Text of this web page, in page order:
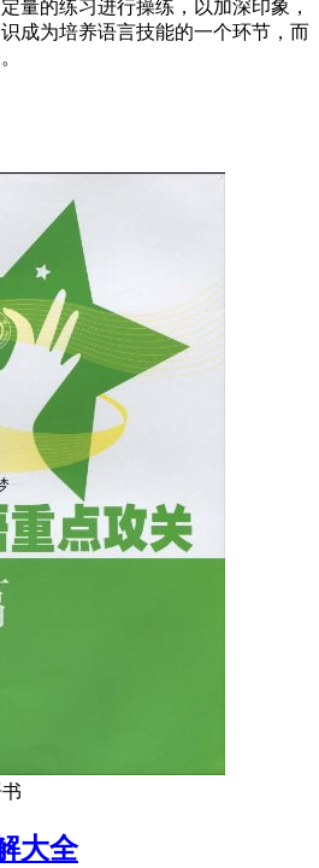
量的练习进行操练，以加深印象，
成为培养语言技能的一个环节，而
大全